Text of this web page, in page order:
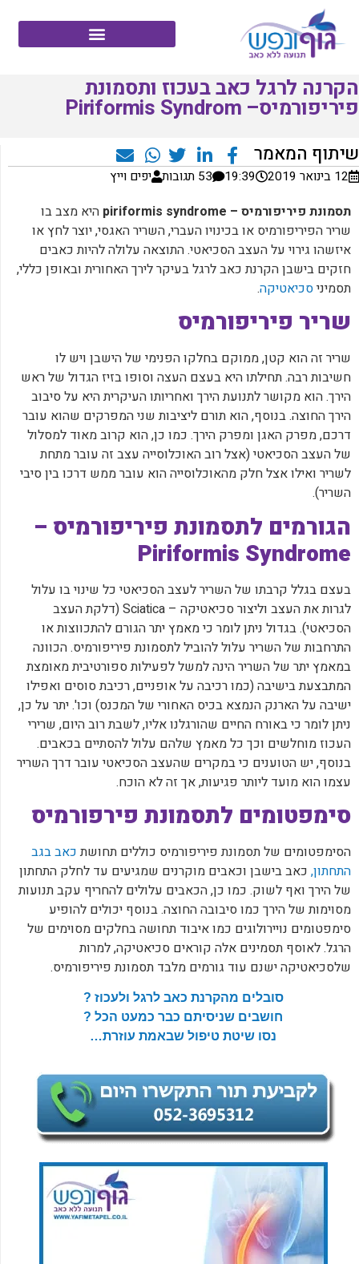
הקרנה לרגל כאב בעכוז ותסמונת
פיריפורמיס– Piriformis Syndrom
שיתוף המאמר
12 בינואר 2019 19:39 53 תגובות יפים וייץ
תסמונת פיריפורמיס – piriformis syndrome
היא מצב בו
שריר הפיריפורמיס או בכינויו העברי, השריר האגסי, יוצר לחץ או
איזשהו גירוי על העצב הסכיאטי. התוצאה עלולה להיות כאבים
חזקים בישבן הקרנת כאב לרגל בעיקר לירך האחורית ובאופן כללי,
תסמיניסכיאטיקה.
שריר פיריפורמיס
שריר זה הוא קטן, ממוקם בחלקו הפנימי של הישבן ויש לו
חשיבות רבה. תחילתו היא בעצם העצה וסופו בזיז הגדול של ראש
הירך. הוא מקושר לתנועת הירך ואחריותו העיקרית היא על סיבוב
הירך החוצה. בנוסף, הוא תורם ליציבות שני המפרקים שהוא עובר
דרכם, מפרק האגן ומפרק הירך. כמו כן, הוא קרוב מאוד למסלול
של העצב הסכיאטי (אצל רוב האוכלוסייה עצב זה עובר מתחת
לשריר ואילו אצל חלק מהאוכלוסייה הוא עובר ממש דרכו בין סיבי
השריר).
הגורמים לתסמונת פיריפורמיס –
Piriformis Syndrome
בעצם בגלל קרבתו של השריר לעצב הסכיאטי כל שינוי בו עלול
לגרות את העצב וליצור סכיאטיקה – Sciatica (דלקת העצב
הסכיאטי). בגדול ניתן לומר כי מאמץ יתר הגורם להתכווצות או
התרחבות של השריר עלול להוביל לתסמונת פיריפורמיס. הכוונה
במאמץ יתר של השריר הינה למשל לפעילות ספורטיבית מאומצת
המתבצעת בישיבה (כמו רכיבה על אופניים, רכיבת סוסים ואפילו
ישיבה על הארנק הנמצא בכיס האחורי של המכנס) וכו'. יתר על כן,
ניתן לומר כי באורח החיים שהורגלנו אליו, לשבת רוב היום, שרירי
העכוז מוחלשים וכך כל מאמץ שלהם עלול להסתיים בכאבים.
בנוסף, יש הטוענים כי במקרים שהעצב הסכיאטי עובר דרך השריר
עצמו הוא מועד ליותר פגיעות, אך זה לא הוכח.
סימפטומים לתסמונת פירפורמיס
הסימפטומים של תסמונת פיריפורמיס כוללים תחושתכאב בגב
התחתון, כאב בישבן וכאבים מוקרנים שמגיעים עד לחלק התחתון
של הירך ואף לשוק. כמו כן, הכאבים עלולים להחריף עקב תנועות
מסוימות של הירך כמו סיבובה החוצה. בנוסף יכולים להופיע
סימפטומים נויירולוגים כמו איבוד תחושה בחלקים מסוימים של
הרגל. לאוסף תסמינים אלה קוראים סכיאטיקה, למרות
שלסכיאטיקה ישנם עוד גורמים מלבד תסמונת פיריפורמיס.
סובלים מהקרנת כאב לרגל ולעכוז ?
חושבים שניסיתם כבר כמעט הכל ?
נסו שיטת טיפול שבאמת עוזרת…